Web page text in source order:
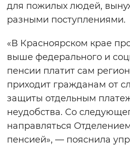
для пожилых людей,
разными поступлениями.
«В Красноярском крае
выше федерального и
пенсии платит сам
приходит гражданам от
защиты отдельным
неудобства. Со
направляться
пенсией», — пояснила